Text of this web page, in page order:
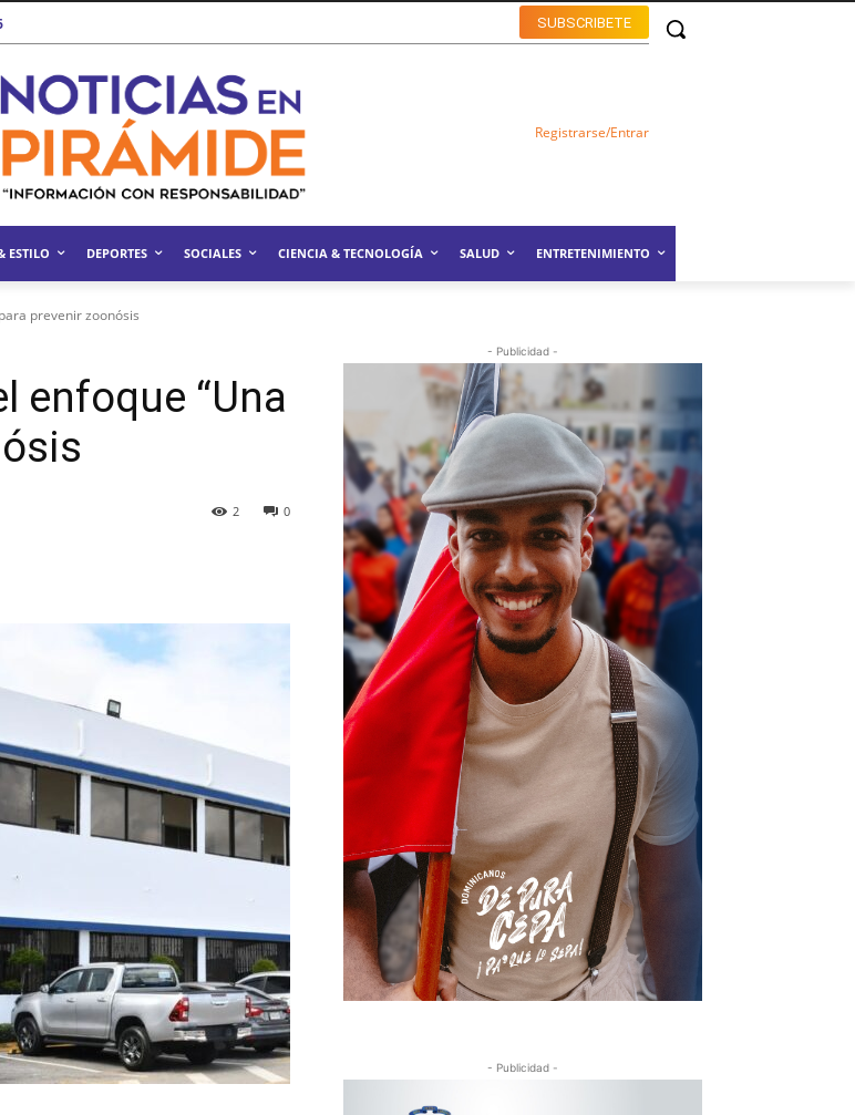
SUBSCRIBETE
Registrarse/Entrar
ESTILO DEPORTES SOCIALES CIENCIA & TECNOLOGÍA SALUD ENTRETENIMIENTO
prevenir zoonósis
enfoque “Una
0
2
Pinterest Linkedin ReddIt
- Publicidad -
- Publicidad -